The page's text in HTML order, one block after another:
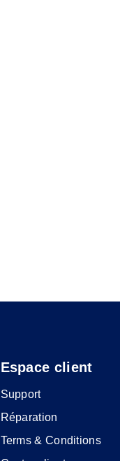
Espace client
Support
Réparation
Terms & Conditions